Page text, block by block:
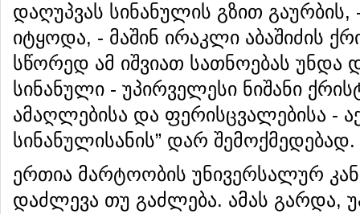
დაღუპვას სინანულის გზით
იტყოდა, - მაშინ ირაკლი აბაშიძის
სწორედ ამ იშვიათ სათნოებას უნდა
სინანული - უპირველესი ნიშანი
ამაღლებისა და ფერისცვალებისა -
სინანულისანის” დარ შემოქმედებად.
ერთია მარტოობის უნივერსალურ
დაძლევა თუ გაძლება. ამას გარდა,